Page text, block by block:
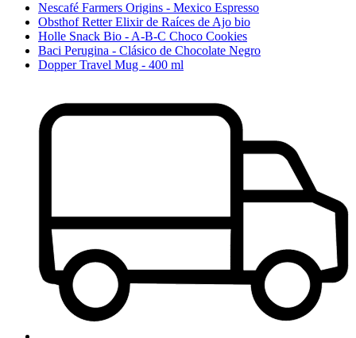
Nescafé Farmers Origins - Mexico Espresso
Obsthof Retter Elixir de Raíces de Ajo bio
Holle Snack Bio - A-B-C Choco Cookies
Baci Perugina - Clásico de Chocolate Negro
Dopper Travel Mug - 400 ml